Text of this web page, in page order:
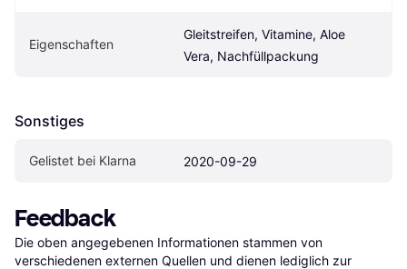
Eigen­schaften
Gleitstreifen, Vitamine, Aloe
Vera, Nachfüllpackung
Sonstiges
Gelistet bei Klarna 2020-09-29
Feedback
Die oben angegebenen Informationen stammen von
verschiedenen externen Quellen und dienen lediglich zur